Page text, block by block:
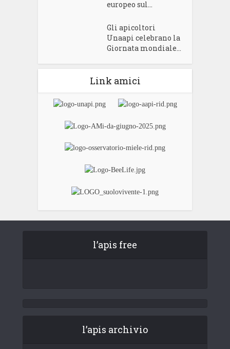
europeo sul...
Gli apicoltori
Unaapi celebrano la
Giornata mondiale...
Link amici
l’apis free
l’apis archivio